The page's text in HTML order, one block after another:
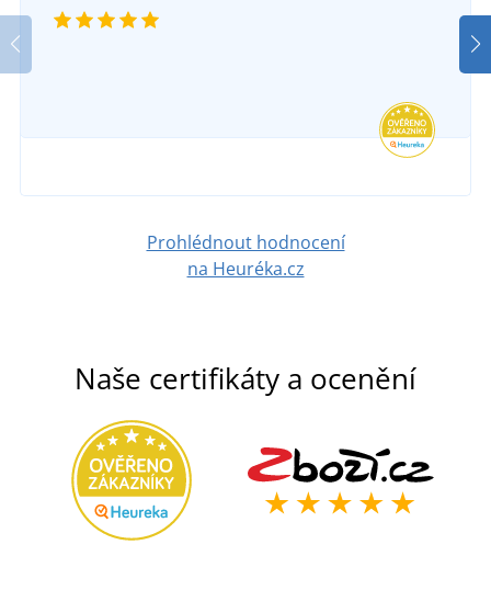
Damaškové povlečení
915 Kč
Prohlédnout hodnocení
na Heuréka.cz
Naše certifikáty a ocenění